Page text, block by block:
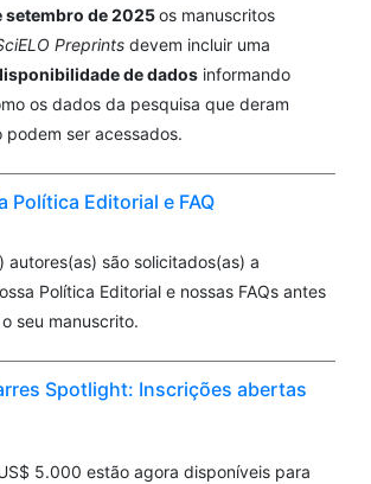
setembro de 2025os manuscritos
Preprints devem incluir uma
de dados informando
os dados da pesquisa que deram
podem ser acessados.
Política Editorial e FAQ
autores(as) são solicitados(as) a
Política Editorial e nossas FAQs antes
seu manuscrito.
Spotlight: Inscrições abertas
5.000 estão agora disponíveis para